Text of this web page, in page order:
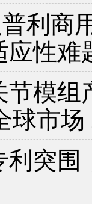
利商
应性难
模
球市场
突